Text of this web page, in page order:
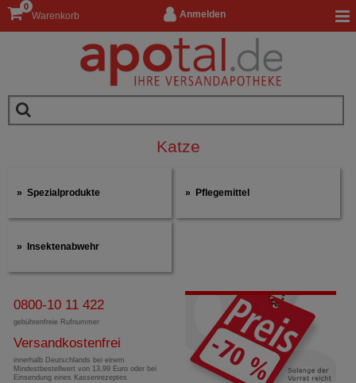
Anmelden
Warenkorb
0
Katze
Spezialprodukte Pflegemittel
Insektenabwehr
0800-10 11 422
gebührenfreie Rufnummer
Versandkostenfrei
innerhalb Deutschlands bei einem
Mindestbestellwert von 13,99 Euro oder bei
Einsendung eines Kassenrezeptes